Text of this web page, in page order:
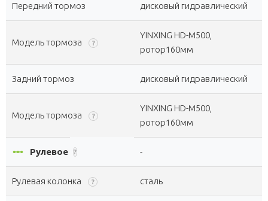
Передний тормоз дисковый гидравлический
Модель тормоза ?
YINXING HD-M500,
ротор160мм
Задний тормоз дисковый гидравлический
Модель тормоза ?
YINXING HD-M500,
ротор160мм
linear_scale Рулевое ? -
Рулевая колонка ? сталь